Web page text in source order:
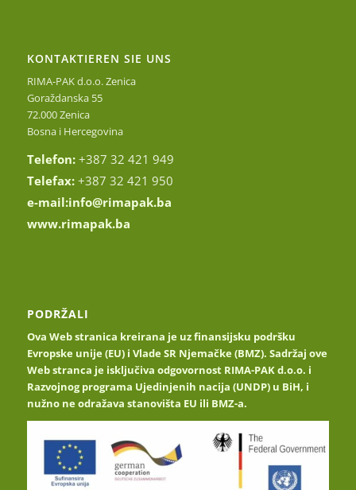
KONTAKTIEREN SIE UNS
RIMA-PAK d.o.o. Zenica
Goraždanska 55
72.000 Zenica
Bosna i Hercegovina
Telefon: +387 32 421 949
Telefax: +387 32 421 950
e-mail:info@rimapak.ba
www.rimapak.ba
PODRŽALI
Ova Web stranica kreirana je uz finansijsku podršku
Evropske unije (EU) i Vlade SR Njemačke (BMZ). Sadržaj ove
Web stranca je isključiva odgovornost RIMA-PAK d.o.o. i
Razvojnog programa Ujedinjenih nacija (UNDP) u BiH, i
nužno ne odražava stanovišta EU ili BMZ-a.